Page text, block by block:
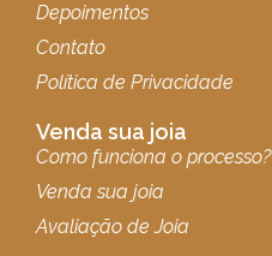
Depoimentos
Contato
Política de Privacidade
Venda sua joia
Como funciona o processo?
Venda sua joia
Avaliação de Joia